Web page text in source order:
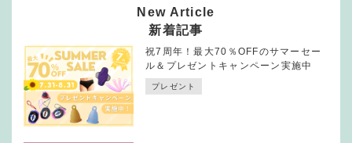
New Article
新着記事
祝7周年！最大70％OFFのサマーセー
ル＆プレゼントキャンペーン実施中
プレゼント